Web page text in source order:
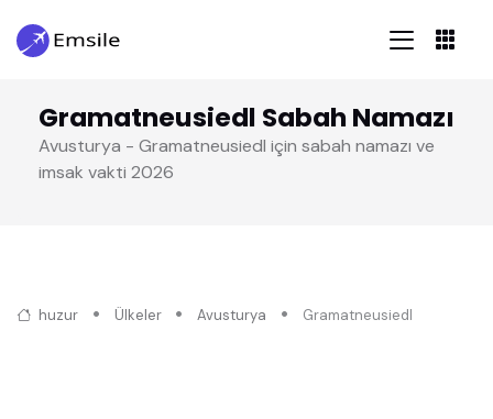
Gramatneusiedl Sabah Namazı
Avusturya - Gramatneusiedl için sabah namazı ve
imsak vakti 2026
huzur Ülkeler Avusturya Gramatneusiedl